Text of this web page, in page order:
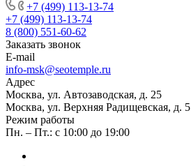
+7 (499) 113-13-74
+7 (499) 113-13-74
8 (800) 551-60-62
Заказать звонок
E-mail
info-msk@seotemple.ru
Адрес
Москва, ул. Автозаводская, д. 25
Москва, ул. Верхняя Радищевская, д. 5
Режим работы
Пн. – Пт.: с 10:00 до 19:00